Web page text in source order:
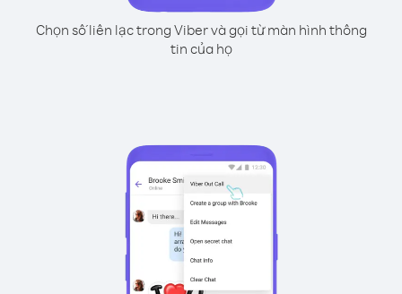
Chọn số liên lạc trong Viber và gọi từ màn hình thông
tin của họ